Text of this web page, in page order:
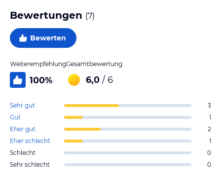
Bewertungen (7)
Bewerten
Weiterempfehlung
100%
Gesamtbewertung
6,0 / 6
Sehr gut
3
Gut
1
Eher gut
2
Eher schlecht
1
Schlecht
0
Sehr schlecht
0